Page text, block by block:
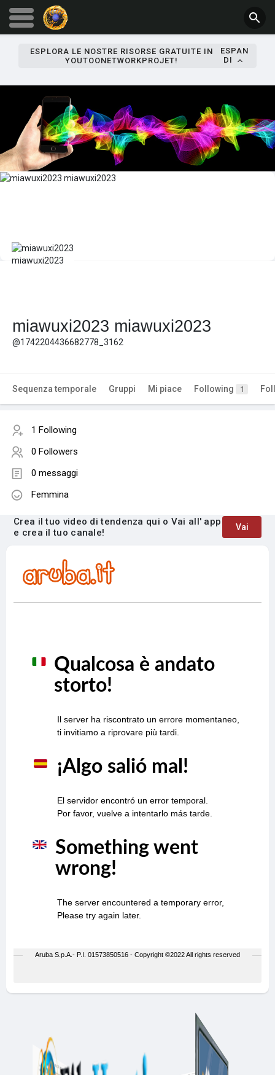
ESPLORA LE NOSTRE RISORSE GRATUITE IN
YOUTOONETWORKPROJET!
ESPAN
DI
miawuxi2023 miawuxi2023
@1742204436682778_3162
Sequenza temporale Gruppi Mi piace Following 1
1 Following
0 Followers
0 messaggi
Femmina
Crea il tuo video di tendenza qui o Vai all' app
e crea il tuo canale!
Vai